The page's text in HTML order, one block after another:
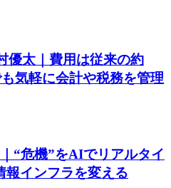
優太｜費用は従来の約
気軽に会計や税務を管理
“危機”をAIでリアルタイ
報インフラを変える